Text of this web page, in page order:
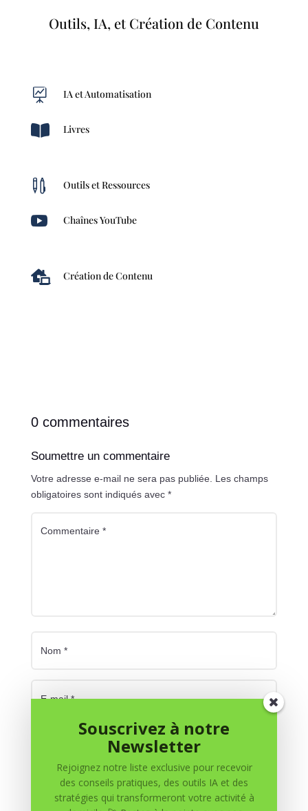
Outils, IA, et Création de Contenu
 IA et Automatisation
 Livres
 Outils et Ressources
 Chaînes YouTube
 Création de Contenu
0 commentaires
Soumettre un commentaire
Votre adresse e-mail ne sera pas publiée. Les champs
obligatoires sont indiqués avec *
Enregistrer mon nom, mon e-mail et mon site dans
le navigateur pour mon prochain commentaire.
Souscrivez à notre
Newsletter
Rejoignez notre liste exclusive pour recevoir
des conseils pratiques, des outils IA et des
stratégies qui transformeront votre activité à